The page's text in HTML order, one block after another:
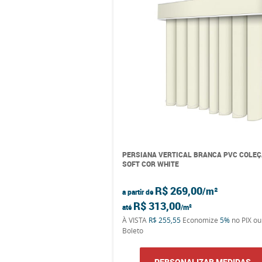
PERSIANA VERTICAL BRANCA PVC
SOFT COR WHITE
a partir de R$ 269,00
até R$ 313,00
À VISTA R$ 255,55Economize 5%no PIX ou
Boleto